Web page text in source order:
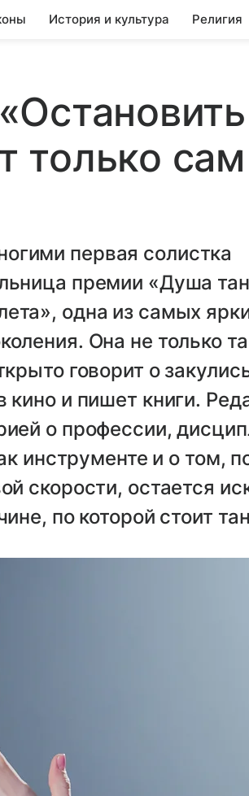
История и культура Религия
только сам
первая солистка
премии «Душа
одна из самых
Она не только
говорит о
и пишет книги.
о профессии,
инструменте и о том,
скорости, остается
по которой стоит